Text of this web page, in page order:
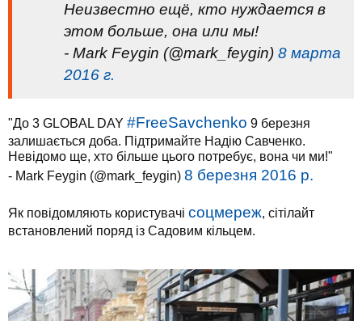
Неизвестно ещё, кто нуждается в
этом больше, она или мы!
- Mark Feygin (@mark_feygin) 8 марта
2016 г.
"До 3 GLOBAL DAY #FreeSavchenko 9 березня
залишається доба. Підтримайте Надію Савченко.
Невідомо ще, хто більше цього потребує, вона чи ми!"
- Mark Feygin (@mark_feygin) 8 березня 2016 р.
Як повідомляють користувачі соцмереж, сітілайт
встановлений поряд із Садовим кільцем.